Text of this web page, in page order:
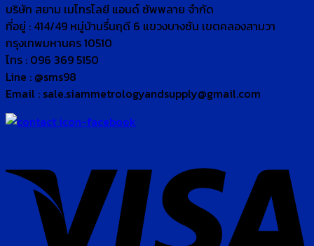
บริษัท สยาม เมโทรโลยี แอนด์ ซัพพลาย จำกัด
ที่อยู่ : 414/49 หมู่บ้านรื่นฤดี 6 แขวงบางชัน เขตคลองสามวา
กรุงเทพมหานคร 10510
โทร : 096 369 5150
Line : @sms98
Email : sale.siammetrologyandsupply@gmail.com